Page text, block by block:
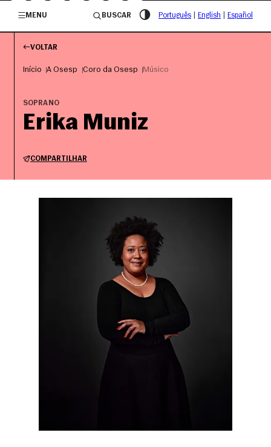
/governosp
MENU
BUSCAR Português English Español
VOLTAR
Início A Osesp Coro da Osesp Músico
SOPRANO
Erika Muniz
COMPARTILHAR